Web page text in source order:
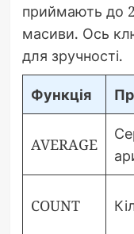
приймають до
масиви. Ось
для зручності.
Функція
AVERAGE
COUNT